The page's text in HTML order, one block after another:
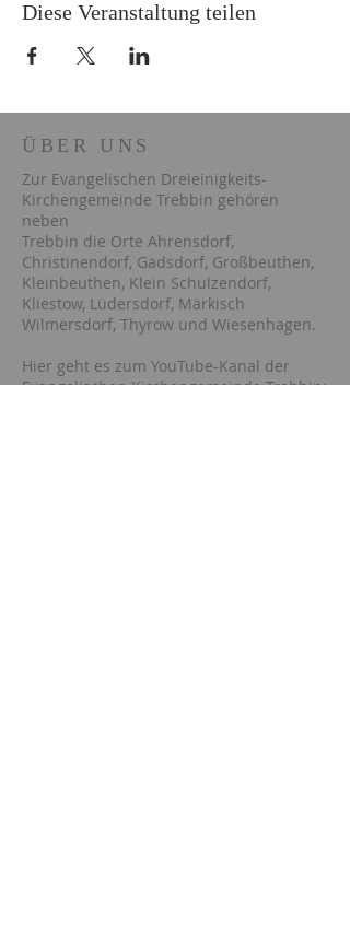
Diese Veranstaltung teilen
ÜBER UNS
Zur Evangelischen Dreieinigkeits-
Kirchengemeinde Trebbin gehören
neben
Trebbin die Orte Ahrensdorf,
Christinendorf, Gadsdorf, Großbeuthen,
Kleinbeuthen, Klein Schulzendorf,
Kliestow, Lüdersdorf, Märkisch
Wilmersdorf, Thyrow und Wiesenhagen.
Hier geht es zum YouTube-Kanal der
Evangelischen Kirchengemeinde Trebbin: